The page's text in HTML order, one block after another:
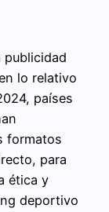
publicidad
lo relativo
países
formatos
para
ética y
deportivo